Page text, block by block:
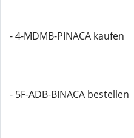
- 4-MDMB-PINACA kaufen
- 5F-ADB-BINACA bestellen